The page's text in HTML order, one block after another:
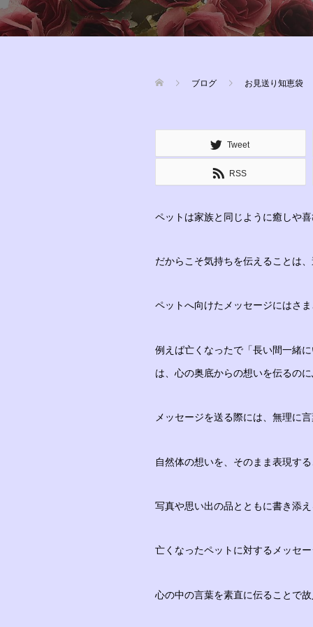
ブログ お見送り知恵袋
Tweet
RSS
ペットは家族と同じように癒しや
だからこそ気持ちを伝えることは
ペットへ向けたメッセージにはさ
例えば亡くなったで「長い間一緒
は、心の奥底からの想いを伝るの
メッセージを送る際には、無理に
自然体の想いを、そのまま表現す
写真や思い出の品とともに書き添
亡くなったペットに対するメッセ
心の中の言葉を素直に伝ることで